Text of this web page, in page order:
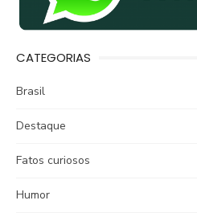
CATEGORIAS
Brasil
Destaque
Fatos curiosos
Humor